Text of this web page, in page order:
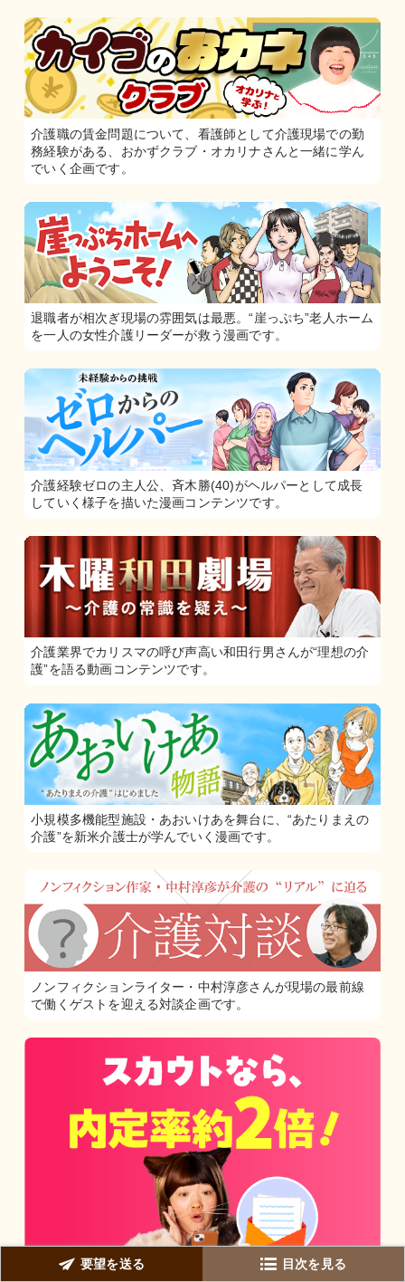
要望を送る 目次を見る
介護職の賃金問題について、看護師として介護現場での勤
務経験がある、おかずクラブ・オカリナさんと一緒に学ん
でいく企画です。
退職者が相次ぎ現場の雰囲気は最悪。“崖っぷち”老人ホーム
を一人の女性介護リーダーが救う漫画です。
介護経験ゼロの主人公、斉木勝(40)がヘルパーとして成長
していく様子を描いた漫画コンテンツです。
介護業界でカリスマの呼び声高い和田行男さんが“理想の介
護”を語る動画コンテンツです。
小規模多機能型施設・あおいけあを舞台に、“あたりまえの
介護”を新米介護士が学んでいく漫画です。
ノンフィクションライター・中村淳彦さんが現場の最前線
で働くゲストを迎える対談企画です。